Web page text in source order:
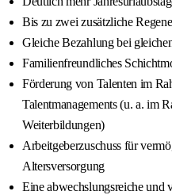
Bis zu zwei zusätzliche
Gleiche Bezahlung bei
Familienfreundliches
Förderung von Talenten im
Talentmanagements (u. a. im
Weiterbildungen)
Arbeitgeberzuschuss für
Altersversorgung
Eine abwechslungsreiche und